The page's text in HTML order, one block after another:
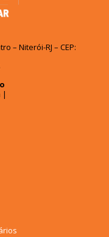
– Niterói-RJ – CEP:
|